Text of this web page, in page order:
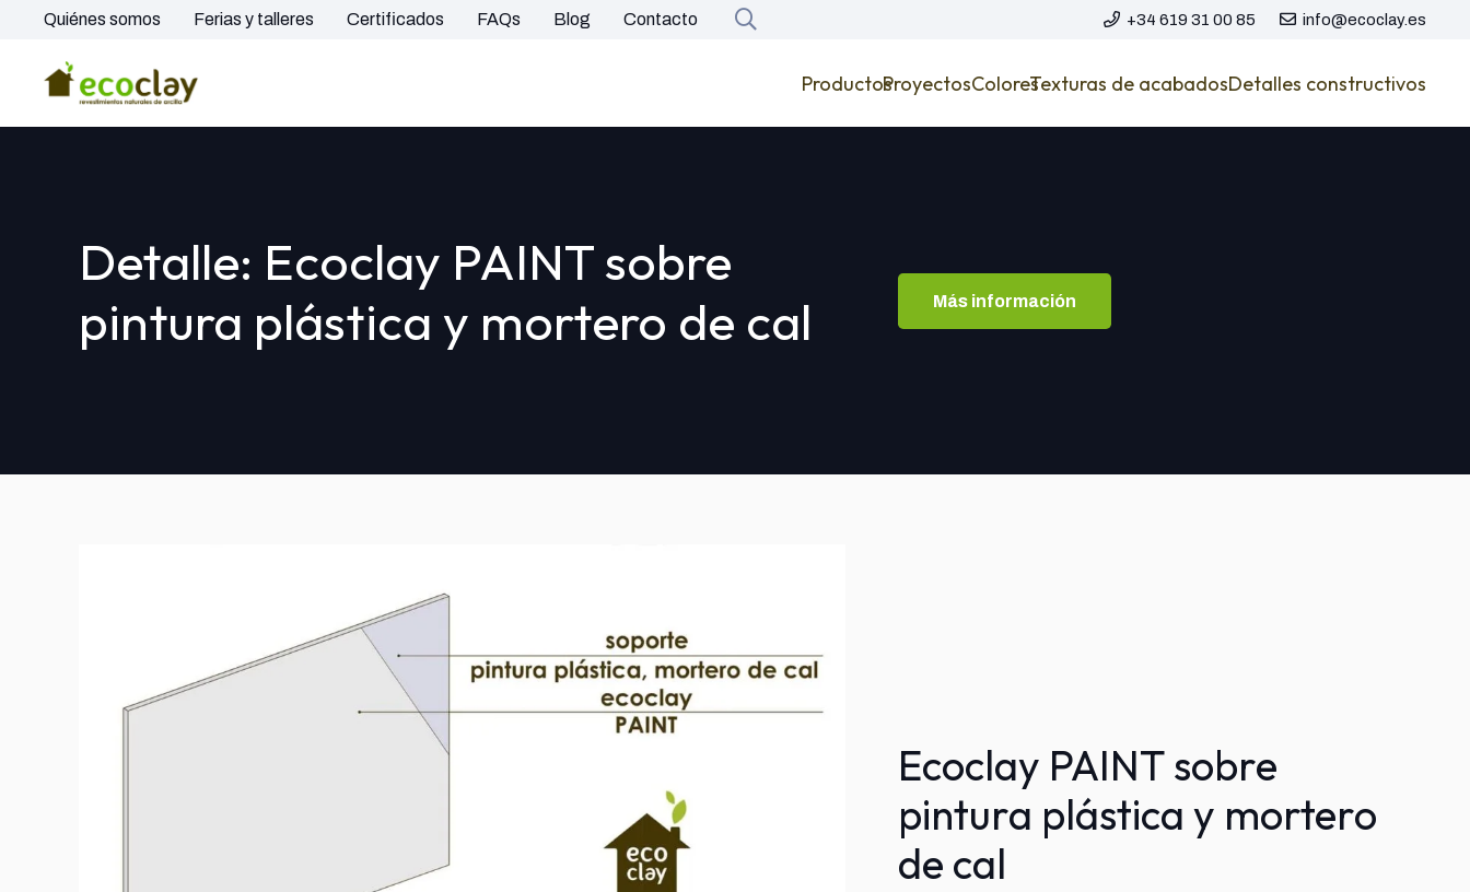
Quiénes somos Ferias y talleres Certificados FAQs Blog Contacto +34 619 31 00 85 info@ecoclay.es
ProductosProyectosColoresTexturas de acabadosDetalles constructivos
Detalle: Ecoclay PAINT sobre
pintura plástica y mortero de cal
Más información
Ecoclay PAINT sobre
pintura plástica y mortero
de cal